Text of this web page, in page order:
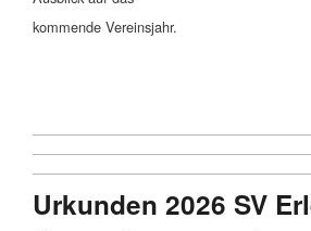
kommende Vereinsjahr.
Urkunden 2026 SV